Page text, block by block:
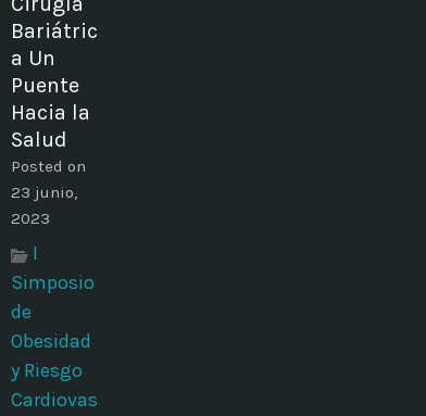
Bariátric
a Un
Puente
Hacia la
Salud
Posted on
23 junio,
2023
I
Simposio
de
Obesidad
y Riesgo
Cardiovas